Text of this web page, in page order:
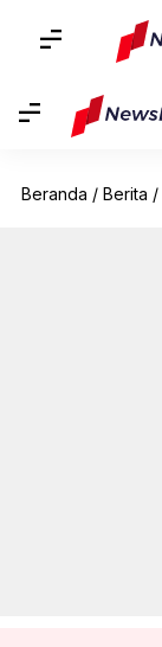
Beranda / Berita /